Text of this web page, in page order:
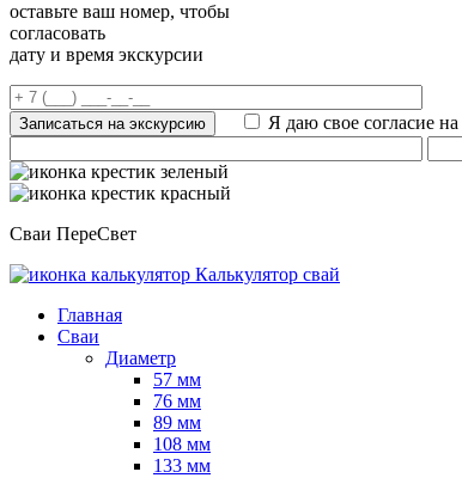
оставьте ваш номер, чтобы
согласовать
дату и время экскурсии
Я даю свое согласие на
Сваи ПереСвет
Калькулятор свай
Главная
Сваи
Диаметр
57 мм
76 мм
89 мм
108 мм
133 мм